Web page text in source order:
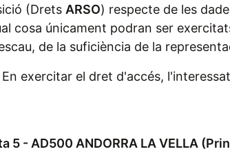
(Drets ARSO) respecte de les
cosa únicament podran ser
de la suficiència de la
exercitar el dret d'accés, l'interessat
5 - AD500 ANDORRA LA VELLA